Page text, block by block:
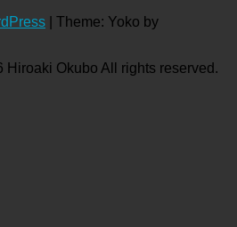
Theme: Yoko by
Okubo All rights reserved.